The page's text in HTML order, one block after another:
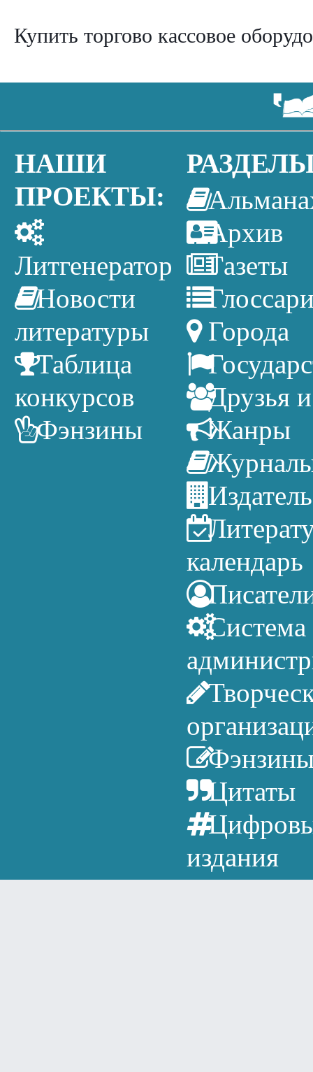
Купить торгово кассовое
НАШИ
ПРОЕКТЫ:
Литгенератор
Новости
литературы
Таблица
конкурсов
Фэнзины
Архив
Газеты
Города
Друзья
Жанры
календарь
Система
Цитаты
издания